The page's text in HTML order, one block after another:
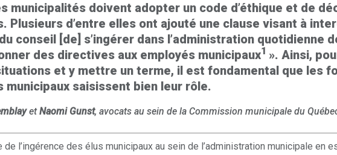
municipalités doivent adopter un code d’éthique et de
Plusieurs d’entre elles ont ajouté une clause visant à
conseil [de] s’ingérer dans l’administration quotidienne
des directives aux employés municipaux1 ». Ainsi,
et y mettre un terme, il est fondamental que les
municipaux saisissent bien leur rôle.
etNaomi Gunst, avocats au sein de la Commission municipale du
de l’ingérence des élus municipaux au sein de l’administration municipale en